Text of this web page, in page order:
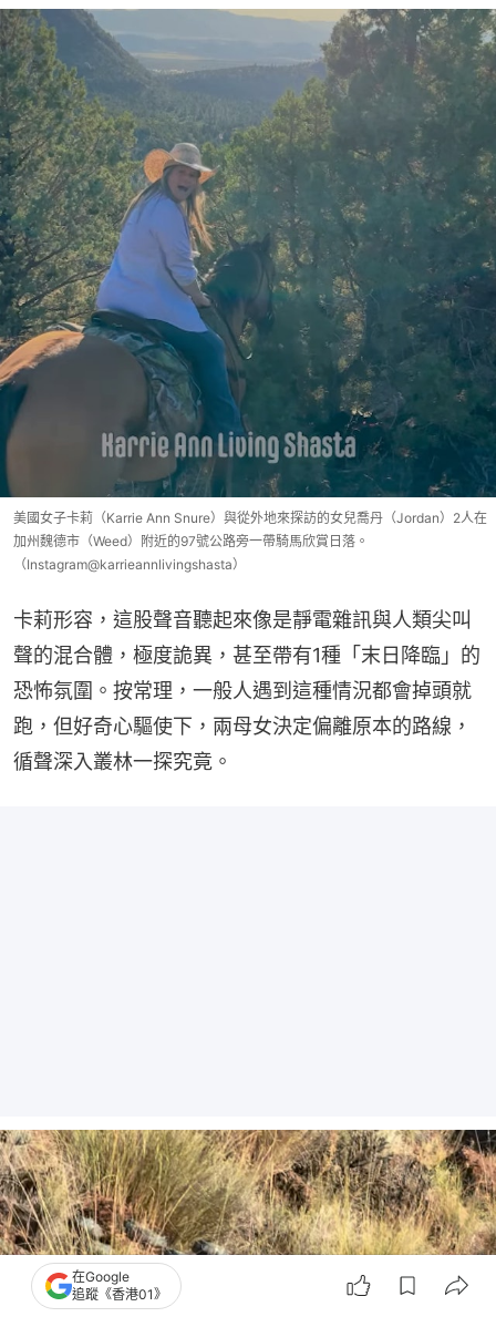
美國女子卡莉（Karrie Ann Snure）與從外地來探訪的女兒喬丹（Jordan）2人在
加州魏德市（Weed）附近的97號公路旁一帶騎馬欣賞日落。
（Instagram@karrieannlivingshasta）
卡莉形容，這股聲音聽起來像是靜電雜訊與人類尖叫
聲的混合體，極度詭異，甚至帶有1種「末日降臨」的
恐怖氛圍。按常理，一般人遇到這種情況都會掉頭就
跑，但好奇心驅使下，兩母女決定偏離原本的路線，
循聲深入叢林一探究竟。
在Google
追蹤《香港01》